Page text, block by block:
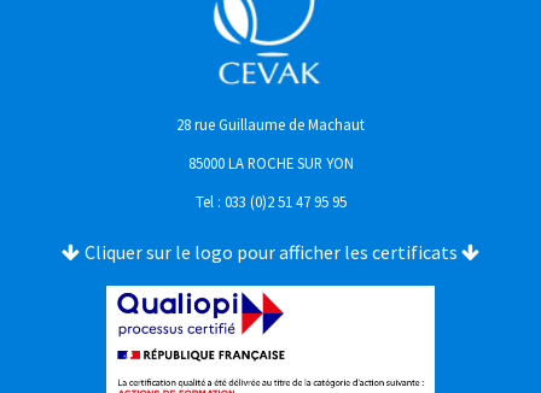
28 rue Guillaume de Machaut
85000 LA ROCHE SUR YON
Tel : 033 (0)2 51 47 95 95
Cliquer sur le logo pour afficher les certificats